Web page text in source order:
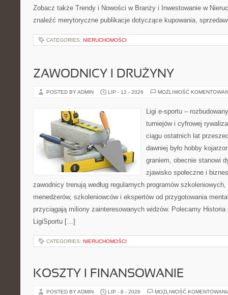
Zobacz także Trendy i Nowości w Branży i Inwestowanie w
znaleźć merytoryczne publikacje dotyczące kupowania,
CATEGORIES: NIERUCHOMOŚCI
ZAWODNICY I DRUŻYNY
POSTED BY ADMIN LIP - 12 - 2026 MOŻLIWOŚĆ
Ligi e-sportu –
turniejów i cyfrowej
ciągu ostatnich lat
dawniej było hobby
graniem, obecnie stanowi
zjawisko społeczne i
zawodnicy trenują według regularnych programów
menedżerów, szkoleniowców i ekspertów od przygotowania
przyciągają miliony zainteresowanych widzów. Polecamy
LigiSportu […]
CATEGORIES: NIERUCHOMOŚCI
KOSZTY I FINANSOWANIE
POSTED BY ADMIN LIP - 8 - 2026 MOŻLIWOŚĆ